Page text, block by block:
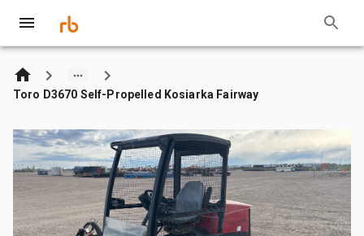
Toro D3670 Self-Propelled Kosiarka Fairway